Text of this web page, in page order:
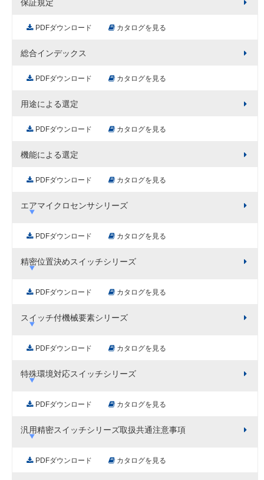
保証規定
PDFダウンロード カタログを見る
総合インデックス
PDFダウンロード カタログを見る
用途による選定
PDFダウンロード カタログを見る
機能による選定
PDFダウンロード カタログを見る
エアマイクロセンサシリーズ
PDFダウンロード カタログを見る
精密位置決めスイッチシリーズ
PDFダウンロード カタログを見る
スイッチ付機械要素シリーズ
PDFダウンロード カタログを見る
特殊環境対応スイッチシリーズ
PDFダウンロード カタログを見る
汎用精密スイッチシリーズ取扱共通注意事項
PDFダウンロード カタログを見る